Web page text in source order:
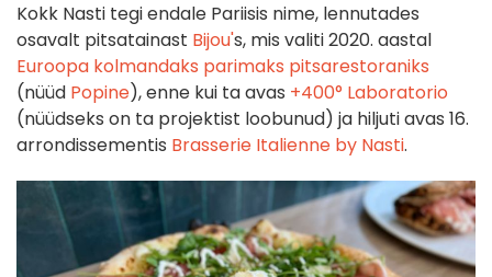
Kokk Nasti tegi endale Pariisis nime, lennutades
osavalt pitsatainast Bijou's, mis valiti 2020. aastal
Euroopa kolmandaks parimaks pitsarestoraniks
(nüüd Popine), enne kui ta avas +400° Laboratorio
(nüüdseks on ta projektist loobunud) ja hiljuti avas 16.
arrondissementis Brasserie Italienne by Nasti.